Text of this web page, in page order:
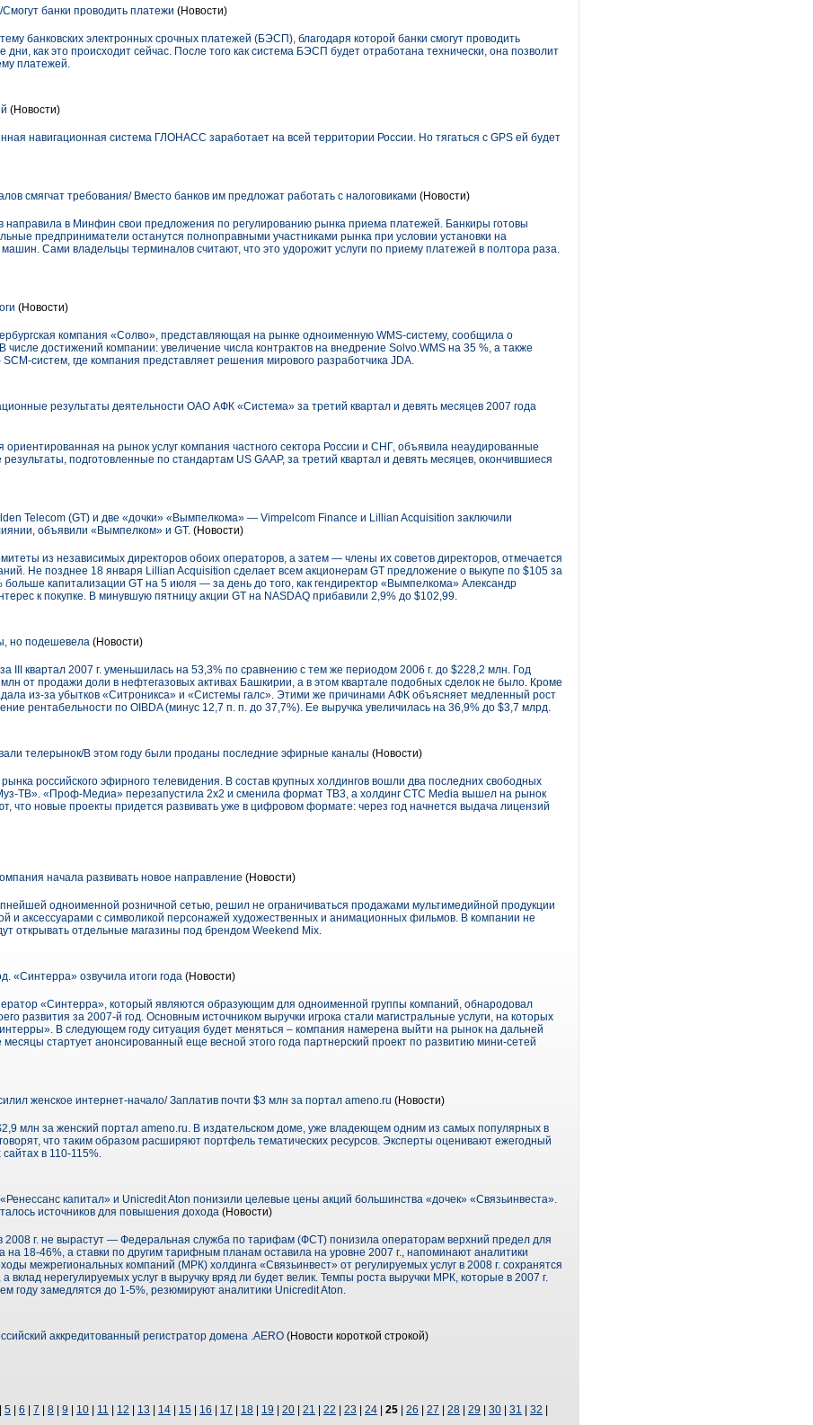
банки проводить платежи (Новости)
банковских электронных срочных платежей (БЭСП), благодаря которой банки смогут проводить
как это происходит сейчас. После того как система БЭСП будет отработана технически, она позволит
платежей.
(Новости)
навигационная система ГЛОНАСС заработает на всей территории России. Но тягаться с GPS ей будет
смягчат требования/ Вместо банков им предложат работать с налоговиками (Новости)
направила в Минфин свои предложения по регулированию рынка приема платежей. Банкиры готовы
предприниматели останутся полноправными участниками рынка при условии установки на
Сами владельцы терминалов считают, что это удорожит услуги по приему платежей в полтора раза.
(Новости)
компания «Солво», представляющая на рынке одноименную WMS-систему, сообщила о
числе достижений компании: увеличение числа контрактов на внедрение Solvo.WMS на 35 %, а также
систем, где компания представляет решения мирового разработчика JDA.
результаты деятельности ОАО АФК «Система» за третий квартал и девять месяцев 2007 года
на рынок услуг компания частного сектора России и СНГ, объявила неаудированные
подготовленные по стандартам US GAAP, за третий квартал и девять месяцев, окончившиеся
Telecom (GT) и две «дочки» «Вымпелкома» — Vimpelcom Finance и Lillian Acquisition заключили
объявили «Вымпелком» и GT. (Новости)
из независимых директоров обоих операторов, а затем — члены их советов директоров, отмечается
Не позднее 18 января Lillian Acquisition сделает всем акционерам GT предложение о выкупе по $105 за
капитализации GT на 5 июля — за день до того, как гендиректор «Вымпелкома» Александр
к покупке. В минувшую пятницу акции GT на NASDAQ прибавили 2,9% до $102,99.
но подешевела (Новости)
III квартал 2007 г. уменьшилась на 53,3% по сравнению с тем же периодом 2006 г. до $228,2 млн. Год
от продажи доли в нефтегазовых активах Башкирии, а в этом квартале подобных сделок не было. Кроме
из-за убытков «Ситроникса» и «Системы галс». Этими же причинами АФК объясняет медленный рост
рентабельности по OIBDA (минус 12,7 п. п. до 37,7%). Ее выручка увеличилась на 36,9% до $3,7 млрд.
телерынок/В этом году были проданы последние эфирные каналы (Новости)
российского эфирного телевидения. В состав крупных холдингов вошли два последних свободных
ТВ». «Проф-Медиа» перезапустила 2х2 и сменила формат ТВ3, а холдинг СТС Media вышел на рынок
что новые проекты придется развивать уже в цифровом формате: через год начнется выдача лицензий
начала развивать новое направление (Новости)
одноименной розничной сетью, решил не ограничиваться продажами мультимедийной продукции
и аксессуарами с символикой персонажей художест­венных и анимационных фильмов. В компании не
открывать отдельные магазины под брендом Weekend Mix.
«Синтерра» озвучила итоги года (Новости)
«Синтерра», который являются образующим для одноименной группы компаний, обнародовал
развития за 2007-й год. Основным источником выручки игрока стали магистральные услуги, на которых
В следующем году ситуация будет меняться – компания намерена выйти на рынок на дальней
стартует анонсированный еще весной этого года партнерский проект по развитию мини-сетей
женское интернет-начало/ Заплатив почти $3 млн за портал ameno.ru (Новости)
млн за женский портал ameno.ru. В издательском доме, уже владеющем одним из самых популярных в
что таким образом расширяют портфель тематических ресурсов. Эксперты оценивают ежегодный
в 110-115%.
капитал» и Unicredit Aton понизили целевые цены акций большинства «дочек» «Связьинвеста».
источников для повышения дохода (Новости)
г. не вырастут — Федеральная служба по тарифам (ФСТ) понизила операторам верхний предел для
18-46%, а ставки по другим тарифным планам оставила на уровне 2007 г., напоминают аналитики
межрегиональных компаний (МРК) холдинга «Связьинвест» от регулируемых услуг в 2008 г. сохранятся
вклад нерегулируемых услуг в выручку вряд ли будет велик. Темпы роста выручки МРК, которые в 2007 г.
году замедлятся до 1-5%, резюмируют аналитики Unicredit Aton.
аккредитованный регистратор домена .AERO (Новости короткой строкой)
5 6 7 8 9 10 11 12 13 14 15 16 17 18 19 20 21 22 23 24 25 26 27 28 29 30 31 32